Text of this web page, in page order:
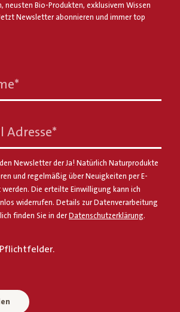
neusten Bio-Produkten, exklusivem Wissen
Newsletter abonnieren und immer top
*
Adresse*
Newsletter der Ja! Natürlich Naturprodukte
und regelmäßig über Neuigkeiten per E-
Die erteilte Einwilligung kann ich
widerrufen. Details zur Datenverarbeitung
finden Sie in derDatenschutzerklärung.